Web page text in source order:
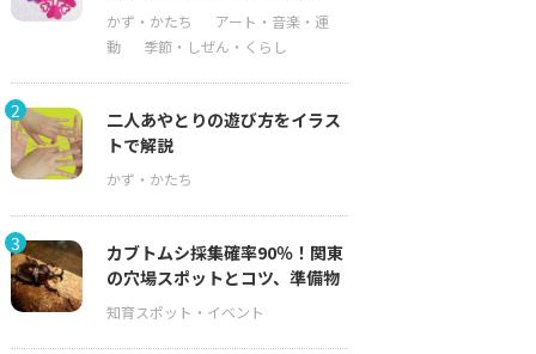
2
二人あやとりの遊び方をイラス
トで解説
3
カブトムシ採集確率90％！関東
の穴場スポットとコツ、準備物